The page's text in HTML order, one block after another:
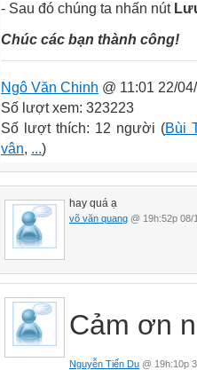
- Sau đó chúng ta nhấn nút
Chúc các bạn thành công!
Ngô Văn Chinh @ 11:01 22/
Số lượt xem: 323223
Số lượt thích: 12 người (Bùi
vân, ...)
hay quá ạ
võ văn quang @ 19h:52p 08/
Cảm ơn
Nguyễn Tiến Du @ 19h:10p